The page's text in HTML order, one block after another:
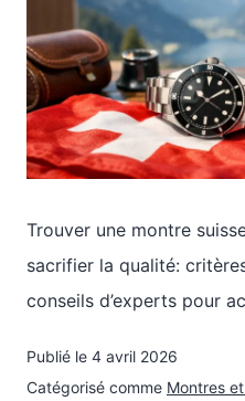
Trouver une montre
sacrifier la qualité:
conseils d’experts pour
Publié le 4 avril 2026
Catégorisé comme Montres